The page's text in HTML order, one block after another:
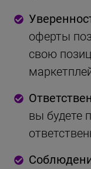
оферты
свою
вы будете